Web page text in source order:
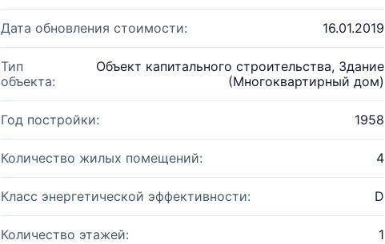
Дата обновления стоимости: 16.01.2019
Тип
объекта:
Объект капитального строительства, Здание
(Многоквартирный дом)
Год постройки: 1958
Количество жилых помещений: 4
Класс энергетической эффективности: D
Количество этажей: 1